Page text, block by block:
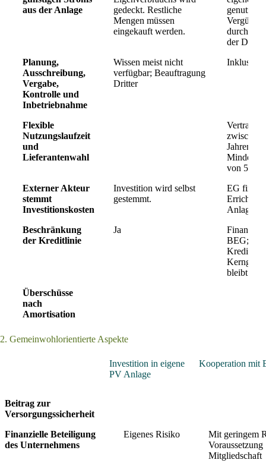
aus der Anlage
gedeckt. Restliche
Mengen müssen
eingekauft werden.
genutzt
durch
der
Planung,
Ausschreibung,
Vergabe,
Kontrolle und
Inbetriebnahme
Wissen meist nicht
verfügbar; Beauftragung
Dritter
Inklusiv
Flexible
Nutzungslaufzeit
und
Lieferantenwahl
zwischen
Jahren.
von 500
Externer Akteur
stemmt
Investitionskosten
Investition wird selbst
gestemmt.
EG
Anlage.
Beschränkung
der Kreditlinie
Ja
BEG;
bleibt
Überschüsse
nach
Amortisation
2. Gemeinwohlorientierte Aspekte
Investition in eigene
PV Anlage
Kooperation mit
Beitrag zur
Versorgungssicherheit
Finanzielle Beteiligung
des Unternehmens
Eigenes Risiko
Mit geringem
Voraussetzung
Mitgliedschaft